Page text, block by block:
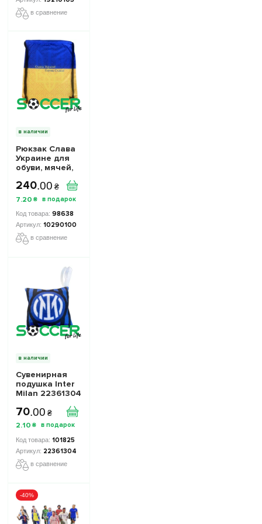
в сравнение
в наличии
Рюкзак Слава
Украине для
обуви, мячей,
10290100 цвет:
желто-синий
240.00 ₴
7.20 ₴
98638
10290100
в сравнение
в наличии
Сувенирная
подушка Inter
Milan 22361304
размер 7x7 см
70.00 ₴
2.10 ₴
101825
22361304
в сравнение
-40%